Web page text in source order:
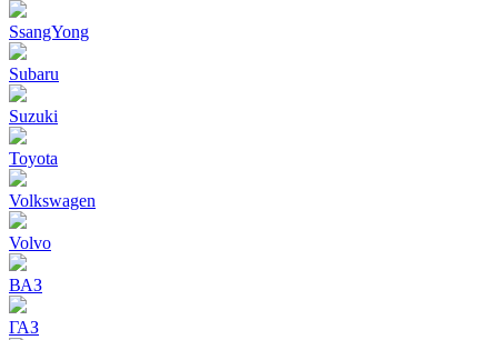
SsangYong
Subaru
Suzuki
Toyota
Volkswagen
Volvo
ВАЗ
ГАЗ